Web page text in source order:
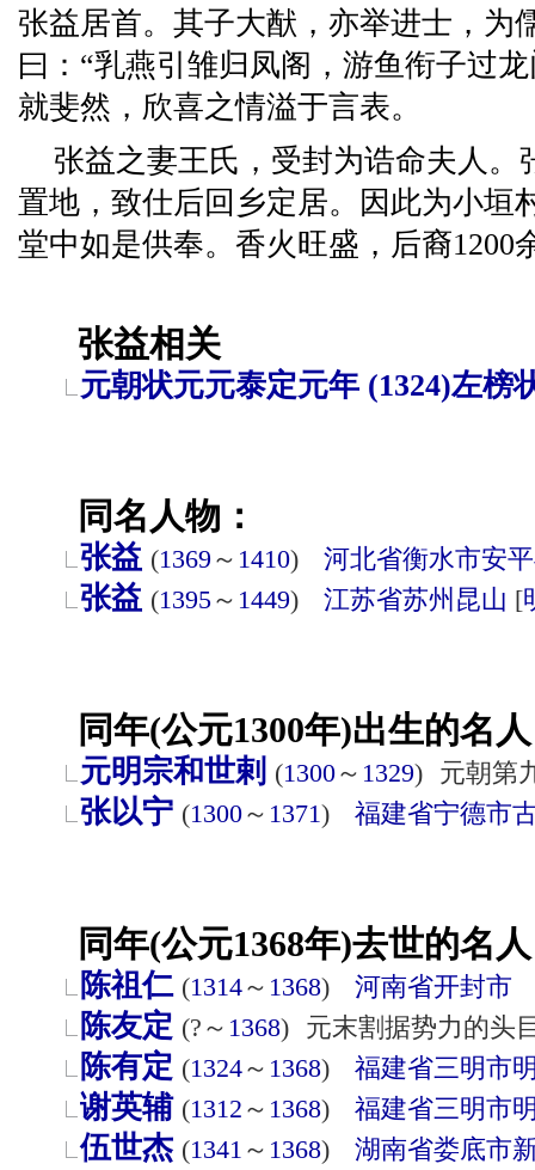
张益居首。其子大猷，亦举进士，为
曰：“乳燕引雏归凤阁，游鱼衔子过
就斐然，欣喜之情溢于言表。
张益之妻王氏，受封为诰命夫人。
置地，致仕后回乡定居。因此为小垣
堂中如是供奉。香火旺盛，后裔1200
张益相关
元朝状元元泰定元年 (1324)左榜
同名人物：
张益 (1369 ～ 1410) 河北省衡水市安
张益 (1395～ 1449) 江苏省苏州 昆山 [
同年(公元1300年)出生的名
元明宗和世剌 (1300～ 1329) 元朝第
张以宁 (1300～ 1371) 福建省宁德市
同年(公元1368年)去世的名
陈祖仁 (1314～ 1368) 河南省开封市
陈友定 (?～ 1368) 元末割据势力的头
陈有定 (1324～ 1368) 福建省三明市
谢英辅 (1312 ～ 1368) 福建省三明市
伍世杰 (1341 ～ 1368) 湖南省娄底市